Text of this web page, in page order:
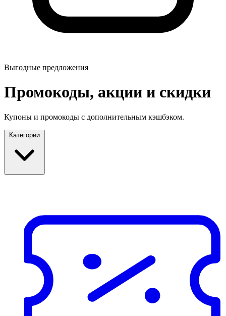
Выгодные предложения
Промокоды, акции и скидки
Купоны и промокоды с дополнительным кэшбэком.
Категории